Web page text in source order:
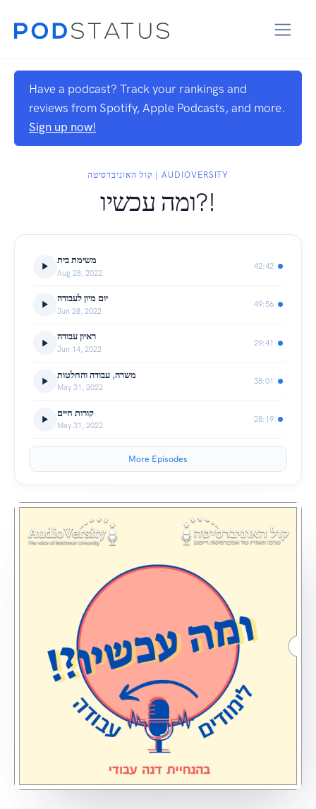
Have a podcast? Track your rankings and
reviews from Spotify, Apple Podcasts, and more.
Sign up now!
קול האוניברסיטה | AUDIOVERSITY
ומה עכשיו?!
משימת בית
Aug 28, 2022
42:42
יום מיון לעבודה
Jun 28, 2022
49:56
ראיון עבודה
Jun 14, 2022
29:41
משרה, עבודה והחלטות
May 31, 2022
38:01
קורות חיים
May 31, 2022
28:19
More Episodes